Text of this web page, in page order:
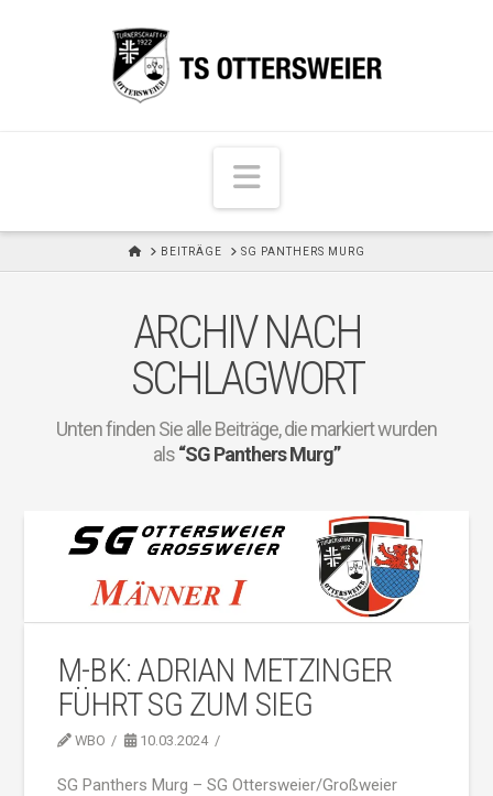
N
a
v
i
a
t
i
o
n
H
BEITRÄGE SG PANTHERS MURG
ARCHIV NACH
SCHLAGWORT
Unten finden Sie alle Beiträge, die markiert wurden
als“SG Panthers Murg”
M-BK: ADRIAN METZINGER
FÜHRT SG ZUM SIEG
WBO 10.03.2024
SG Panthers Murg – SG Ottersweier/Großweier